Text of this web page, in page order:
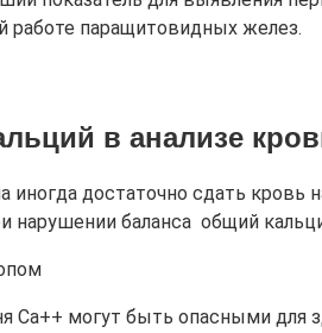
работе паращитовидных желез.
в анализе
иногда достаточно сдать
нарушении баланса общий
Са++ могут быть опасными